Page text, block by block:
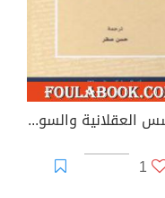
الأسس العقلانية والسوسيولوجية للموسيقى
1